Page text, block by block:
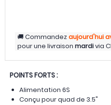
Commandezaujourd'hui
pour une livraison mardivia
POINTS FORTS :
Alimentation 6S
Conçu pour quad de 3.5"